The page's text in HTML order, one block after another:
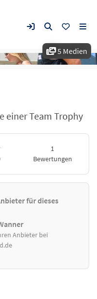
5 Medien
einer Team Trophy
1
Bewertungen
für dieses
Anbieter bei